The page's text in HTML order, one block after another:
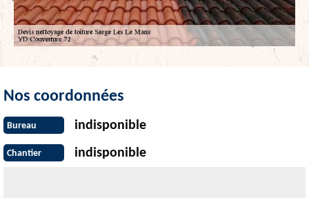
Nos coordonnées
Bureau indisponible
Chantier indisponible